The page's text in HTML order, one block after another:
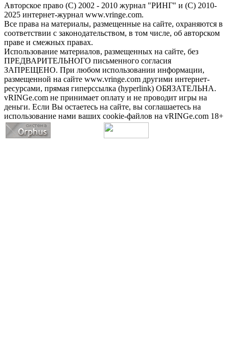
Авторское право (С) 2002 - 2010 журнал "РИНГ" и (С) 2010-
2025 интернет-журнал www.vringe.com.
Все права на материалы, размещенные на сайте, охраняются в
соответствии с законодательством, в том числе, об авторском
праве и смежных правах.
Использование материалов, размещенных на сайте, без
ПРЕДВАРИТЕЛЬНОГО письменного согласия
ЗАПРЕЩЕНО. При любом использовании информации,
размещенной на сайте www.vringe.com другими интернет-
ресурсами, прямая гиперссылка (hyperlink) ОБЯЗАТЕЛЬНА.
vRINGe.com не принимает оплату и не проводит игры на
деньги. Если Вы остаетесь на сайте, вы соглашаетесь на
использование нами ваших cookie-файлов на vRINGe.com 18+